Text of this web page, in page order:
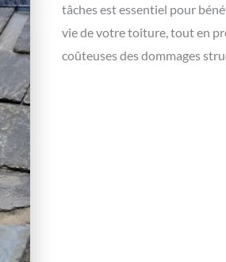
tâches est essentiel pour
vie de votre toiture, tout en
coûteuses des dommages